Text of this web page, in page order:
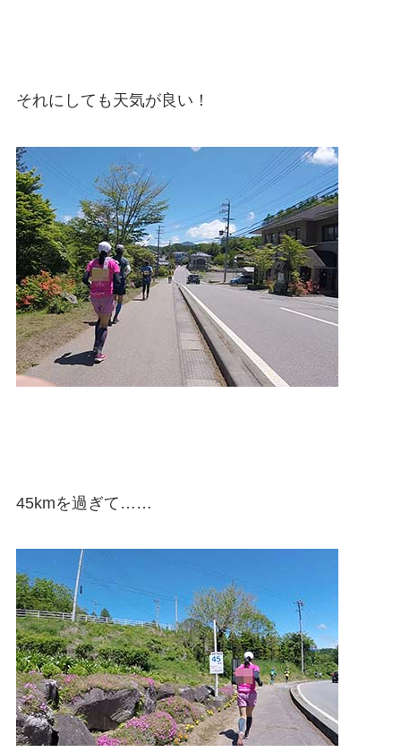
それにしても天気が良い！
45kmを過ぎて……